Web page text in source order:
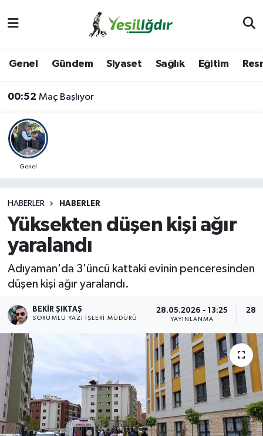
Genel Gündem Siyaset Sağlık Eğitim
00:52 Maç Başlıyor
Genel
HABERLER HABERLER
Yüksekten düşen kişi ağır
yaralandı
Adıyaman'da 3'üncü kattaki evinin penceresinden
düşen kişi ağır yaralandı.
BEKIR ŞIKTAŞ
SORUMLU YAZI İŞLERI MÜDÜRÜ
28.05.2026 - 13:25
YAYINLANMA
İğdir Namaz Vakitleri
Iğdır Trafik Yoğunluk Haritası
Süper Lig Puan Durumu ve Fikstür
Son Dakika Haberleri
Haber Arşivi